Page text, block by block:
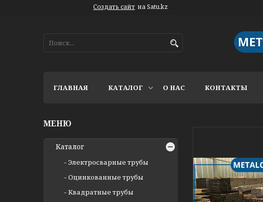
Создать сайт на Satu.kz
ГЛАВНАЯ КАТАЛОГ О НАС КОНТАКТЫ
Каталог
Электросварные трубы
Оцинкованные трубы
Квадратные трубы